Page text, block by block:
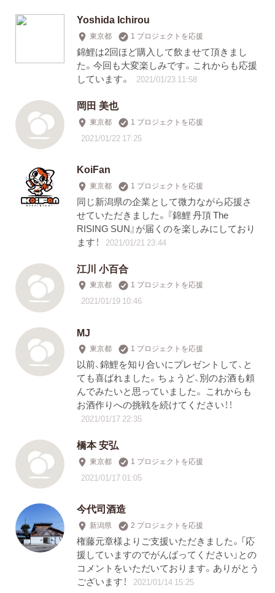
Yoshida Ichirou
東京都 1 プロジェクトを応援
錦鯉は2回ほど購入して飲ませて頂きまし
た。今回も大変楽しみです。これからも応援
しています。
2021/01/23 11:58
岡田 美也
東京都 1 プロジェクトを応援
2021/01/22 17:25
KoiFan
東京都 1 プロジェクトを応援
同じ新潟県の企業として微力ながら応援さ
せていただきました。『錦鯉 丹頂 The
RISING SUN』が届くのを楽しみにしており
ます！
2021/01/21 23:44
江川 小百合
東京都 1 プロジェクトを応援
2021/01/19 10:46
MJ
東京都 1 プロジェクトを応援
以前、錦鯉を知り合いにプレゼントして、と
ても喜ばれました。ちょうど、別のお酒も頼
んでみたいと思っていました。 これからも
お酒作りへの挑戦を続けてください！！
2021/01/17 22:35
橋本 安弘
東京都 1 プロジェクトを応援
2021/01/17 01:05
今代司酒造
新潟県 2 プロジェクトを応援
権藤元章様よりご支援いただきました。「応
援していますのでがんばってください」との
コメントをいただいております。ありがとう
ございます！
2021/01/14 15:25